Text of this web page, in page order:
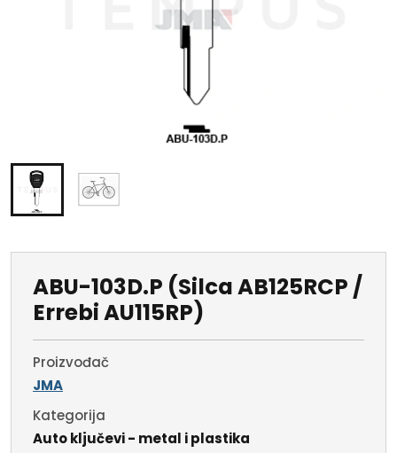
ABU-103D.P (Silca AB125RCP /
Errebi AU115RP)
Proizvođač
JMA
Kategorija
Auto ključevi - metal i plastika